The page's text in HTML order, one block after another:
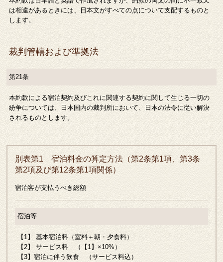
は相違があるときには、日本文がすべての点について支配するものと
します。
裁判管轄および準拠法
第21条
本約款による宿泊契約及びこれに関連する契約に関して生じる一切の
紛争については、日本国内の裁判所において、日本の法令に従い解決
されるものとします。
別表第1 宿泊料金の算定方法（第2条第1項、第3条
第2項及び第12条第1項関係）
宿泊客が支払うべき総額
宿泊等
【1】 基本宿泊料（室料＋朝・夕食料）
【2】 サービス料 （【1】×10%）
【3】宿泊に伴う飲食 （サービス料込）